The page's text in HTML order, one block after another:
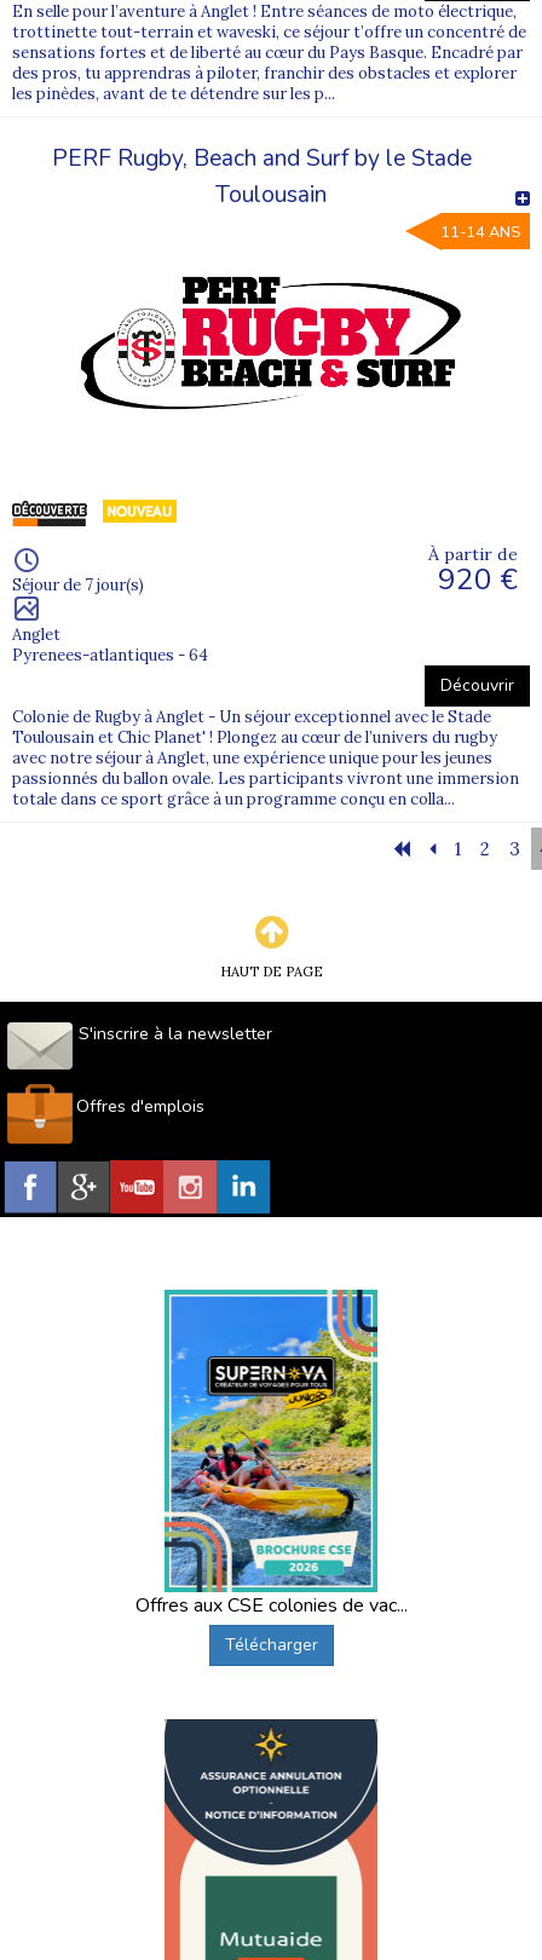
En selle pour l’aventure à Anglet ! Entre séances de moto électrique,
trottinette tout-terrain et waveski, ce séjour t’offre un concentré de
sensations fortes et de liberté au cœur du Pays Basque. Encadré par
des pros, tu apprendras à piloter, franchir des obstacles et explorer
les pinèdes, avant de te détendre sur les p...
PERF Rugby, Beach and Surf by le Stade
Toulousain
11-14 ANS
Séjour de 7 jour(s)
Anglet
Pyrenees-atlantiques - 64
À partir de
920 €
Découvrir
Colonie de Rugby à Anglet - Un séjour exceptionnel avec le Stade
Toulousain et Chic Planet' ! Plongez au cœur de l’univers du rugby
avec notre séjour à Anglet, une expérience unique pour les jeunes
passionnés du ballon ovale. Les participants vivront une immersion
totale dans ce sport grâce à un programme conçu en colla...
1 2 3
HAUT DE PAGE
S'inscrire à la newsletter
Offres d'emplois
Offres aux CSE colonies de vac...
Télécharger